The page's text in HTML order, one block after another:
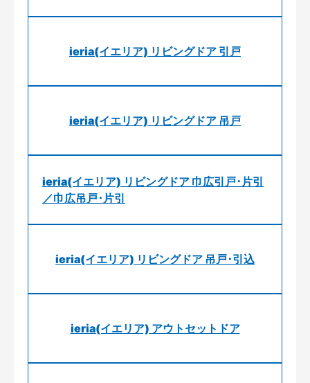
ieria(イエリア) リビングドア 引戸
ieria(イエリア) リビングドア 吊戸
ieria(イエリア) リビングドア 巾広引戸･片引
／巾広吊戸･片引
ieria(イエリア) リビングドア 吊戸･引込
ieria(イエリア) アウトセットドア